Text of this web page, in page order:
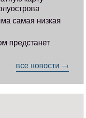
самая низкая
предстанет
все новости →